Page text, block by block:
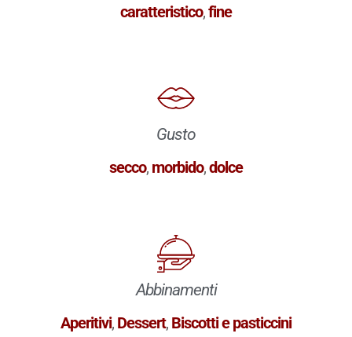
caratteristico,fine
Gusto
secco, morbido,dolce
Abbinamenti
Aperitivi, Dessert, Biscotti e pasticcini